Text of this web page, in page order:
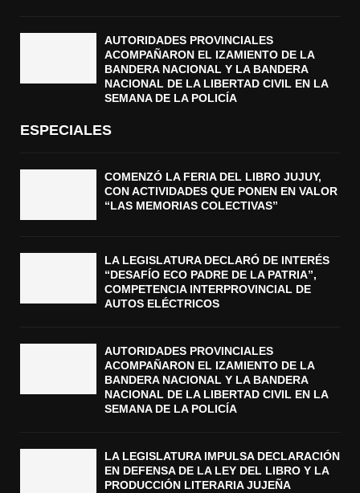
AUTORIDADES PROVINCIALES
ACOMPAÑARON EL IZAMIENTO DE LA
BANDERA NACIONAL Y LA BANDERA
NACIONAL DE LA LIBERTAD CIVIL EN LA
SEMANA DE LA POLICÍA
ESPECIALES
COMENZÓ LA FERIA DEL LIBRO JUJUY,
CON ACTIVIDADES QUE PONEN EN VALOR
“LAS MEMORIAS COLECTIVAS”
LA LEGISLATURA DECLARÓ DE INTERÉS
“DESAFÍO ECO PADRE DE LA PATRIA”,
COMPETENCIA INTERPROVINCIAL DE
AUTOS ELÉCTRICOS
AUTORIDADES PROVINCIALES
ACOMPAÑARON EL IZAMIENTO DE LA
BANDERA NACIONAL Y LA BANDERA
NACIONAL DE LA LIBERTAD CIVIL EN LA
SEMANA DE LA POLICÍA
LA LEGISLATURA IMPULSA DECLARACIÓN
EN DEFENSA DE LA LEY DEL LIBRO Y LA
PRODUCCIÓN LITERARIA JUJEÑA